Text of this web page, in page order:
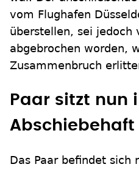
vom Flughafen
überstellen, sei jedoch
abgebrochen worden,
Zusammenbruch
Paar sitzt nun
Abschiebehaft
Das Paar befindet sich